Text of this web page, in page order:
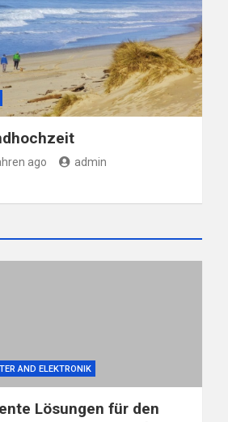
ago admin
AND ELEKTRONIK
Lösungen für den